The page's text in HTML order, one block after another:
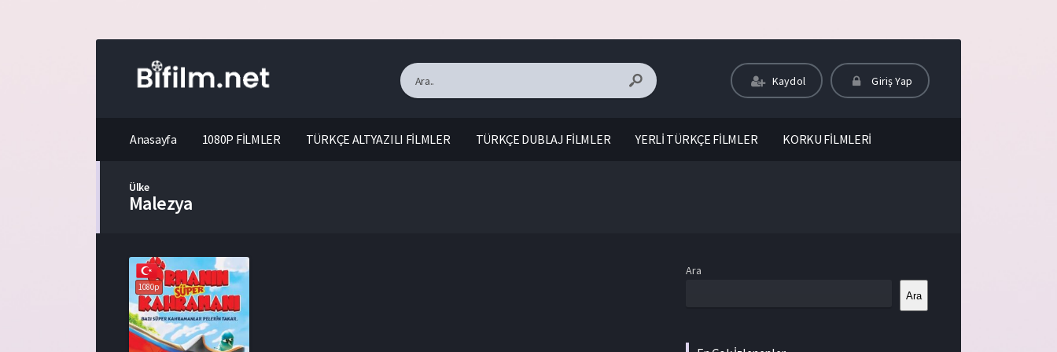
Kaydol Giriş Yap
Anasayfa 1080P FİLMLER TÜRKÇE ALTYAZILI FİLMLER TÜRKÇE DUBLAJ FİLMLER YERLİ TÜRKÇE FİLMLER KORKU FİLMLERİ
Ülke
Malezya
1080p
Ara
Ara